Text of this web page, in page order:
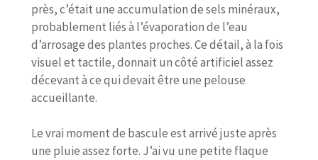
près, c’était une accumulation de sels minéraux,
probablement liés à l’évaporation de l’eau
d’arrosage des plantes proches. Ce détail, à la fois
visuel et tactile, donnait un côté artificiel assez
décevant à ce qui devait être une pelouse
accueillante.
Le vrai moment de bascule est arrivé juste après
une pluie assez forte. J’ai vu une petite flaque